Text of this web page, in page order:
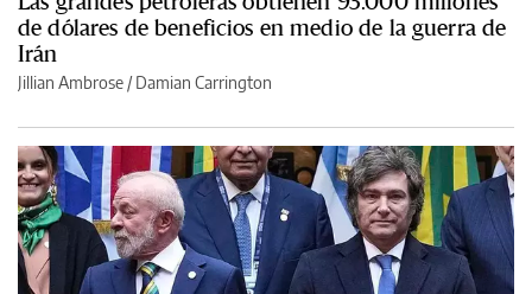
de dólares de beneficios en medio de la guerra de
Irán
Jillian Ambrose / Damian Carrington